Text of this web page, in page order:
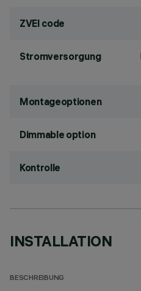
ZVEI code
Stromversorgung
Montageoptionen
Dimmable option
Kontrolle
INSTALLATION
BESCHREIBUNG